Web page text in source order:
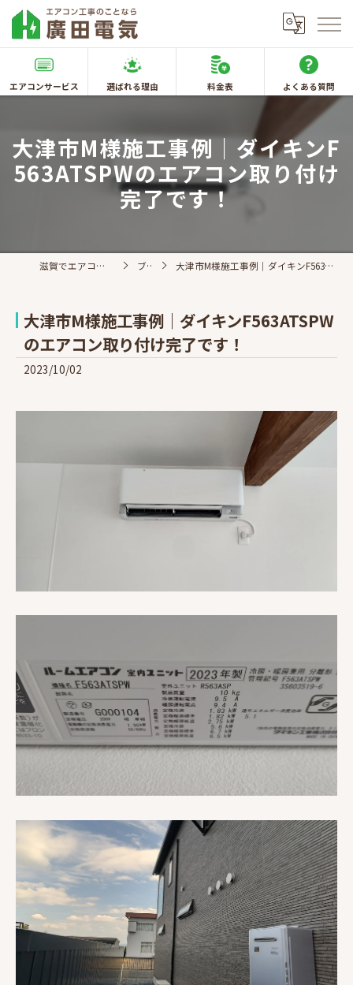
エアコンサービス 選ばれる理由 料金表 よくある質問
大津市M様施工事例｜ダイキンF
563ATSPWのエアコン取り付け
完了です！
滋賀でエアコン取付なら廣田電気 ブログ 大津市M様施工事例｜ダイキンF563ATSPWのエアコン取り付け完了です！
大津市M様施工事例｜ダイキンF563ATSPW
のエアコン取り付け完了です！
2023/10/02